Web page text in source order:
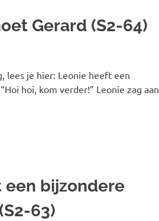
Gerard (S2-64)
lees je hier: Leonie heeft een
hoi, kom verder!” Leonie zag aan
een bijzondere
63)